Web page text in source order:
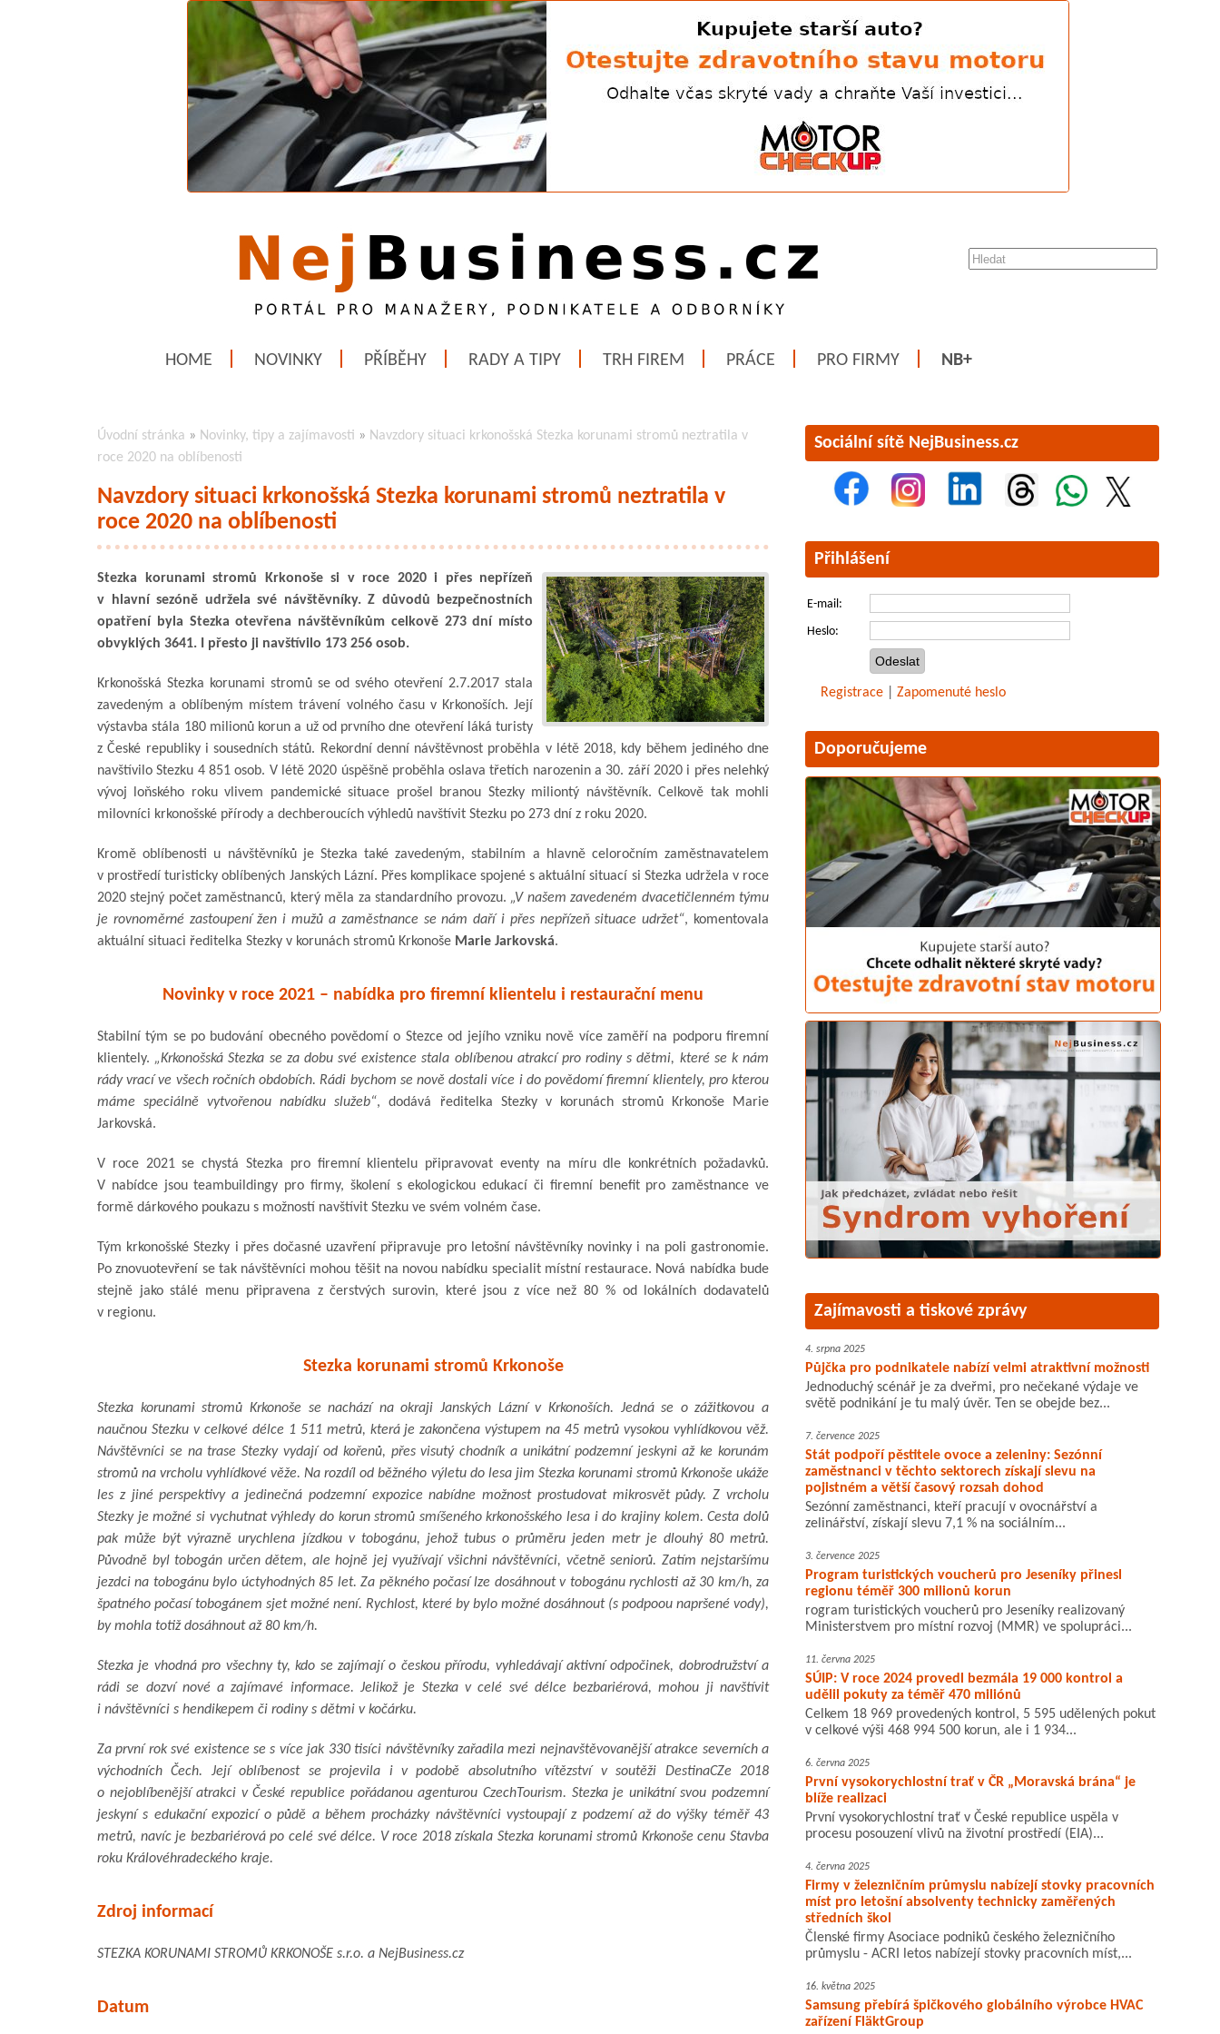
HOME NOVINKY PŘÍBĚHY RADY A TIPY TRH FIREM PRÁCE PRO FIRMY NB+
Úvodní stránka » Novinky, tipy a zajímavosti » Navzdory situaci krkonošská Stezka korunami stromů neztratila v
roce 2020 na oblíbenosti
Navzdory situaci krkonošská Stezka korunami stromů neztratila v
roce 2020 na oblíbenosti
Stezka korunami stromů Krkonoše si v roce 2020 i přes nepřízeň
v hlavní sezóně udržela své návštěvníky. Z důvodů bezpečnostních
opatření byla Stezka otevřena návštěvníkům celkově 273 dní místo
obvyklých 3641. I přesto ji navštívilo 173 256 osob.
Krkonošská Stezka korunami stromů se od svého otevření 2.7.2017 stala
zavedeným a oblíbeným místem trávení volného času v Krkonoších. Její
výstavba stála 180 milionů korun a už od prvního dne otevření láká turisty
z České republiky i sousedních států. Rekordní denní návštěvnost proběhla v létě 2018, kdy během jediného dne
navštívilo Stezku 4 851 osob. V létě 2020 úspěšně proběhla oslava třetích narozenin a 30. září 2020 i přes nelehký
vývoj loňského roku vlivem pandemické situace prošel branou Stezky miliontý návštěvník. Celkově tak mohli
milovníci krkonošské přírody a dechberoucích výhledů navštívit Stezku po 273 dní z roku 2020.
Kromě oblíbenosti u návštěvníků je Stezka také zavedeným, stabilním a hlavně celoročním zaměstnavatelem
v prostředí turisticky oblíbených Janských Lázní. Přes komplikace spojené s aktuální situací si Stezka udržela v roce
2020 stejný počet zaměstnanců, který měla za standardního provozu. „V našem zavedeném dvacetičlenném týmu
je rovnoměrné zastoupení žen i mužů a zaměstnance se nám daří i přes nepřízeň situace udržet“, komentovala
aktuální situaci ředitelka Stezky v korunách stromů Krkonoše Marie Jarkovská.
Novinky v roce 2021 – nabídka pro firemní klientelu i restaurační menu
Stabilní tým se po budování obecného povědomí o Stezce od jejího vzniku nově více zaměří na podporu firemní
klientely. „Krkonošská Stezka se za dobu své existence stala oblíbenou atrakcí pro rodiny s dětmi, které se k nám
rády vrací ve všech ročních obdobích. Rádi bychom se nově dostali více i do povědomí firemní klientely, pro kterou
máme speciálně vytvořenou nabídku služeb“, dodává ředitelka Stezky v korunách stromů Krkonoše Marie
Jarkovská.
V roce 2021 se chystá Stezka pro firemní klientelu připravovat eventy na míru dle konkrétních požadavků.
V nabídce jsou teambuildingy pro firmy, školení s ekologickou edukací či firemní benefit pro zaměstnance ve
formě dárkového poukazu s možností navštívit Stezku ve svém volném čase.
Tým krkonošské Stezky i přes dočasné uzavření připravuje pro letošní návštěvníky novinky i na poli gastronomie.
Po znovuotevření se tak návštěvníci mohou těšit na novou nabídku specialit místní restaurace. Nová nabídka bude
stejně jako stálé menu připravena z čerstvých surovin, které jsou z více než 80 % od lokálních dodavatelů
v regionu.
Stezka korunami stromů Krkonoše
Stezka korunami stromů Krkonoše se nachází na okraji Janských Lázní v Krkonoších. Jedná se o zážitkovou a
naučnou Stezku v celkové délce 1 511 metrů, která je zakončena výstupem na 45 metrů vysokou vyhlídkovou věž.
Návštěvníci se na trase Stezky vydají od kořenů, přes visutý chodník a unikátní podzemní jeskyni až ke korunám
stromů na vrcholu vyhlídkové věže. Na rozdíl od běžného výletu do lesa jim Stezka korunami stromů Krkonoše ukáže
les z jiné perspektivy a jedinečná podzemní expozice nabídne možnost prostudovat mikrosvět půdy. Z vrcholu
Stezky je možné si vychutnat výhledy do korun stromů smíšeného krkonošského lesa i do krajiny kolem. Cesta dolů
pak může být výrazně urychlena jízdkou v tobogánu, jehož tubus o průměru jeden metr je dlouhý 80 metrů.
Původně byl tobogán určen dětem, ale hojně jej využívají všichni návštěvníci, včetně seniorů. Zatím nejstaršímu
jezdci na tobogánu bylo úctyhodných 85 let. Za pěkného počasí lze dosáhnout v tobogánu rychlosti až 30 km/h, za
špatného počasí tobogánem sjet možné není. Rychlost, které by bylo možné dosáhnout (s podpoou napršené vody),
by mohla totiž dosáhnout až 80 km/h.
Stezka je vhodná pro všechny ty, kdo se zajímají o českou přírodu, vyhledávají aktivní odpočinek, dobrodružství a
rádi se dozví nové a zajímavé informace. Jelikož je Stezka v celé své délce bezbariérová, mohou ji navštívit
i návštěvníci s hendikepem či rodiny s dětmi v kočárku.
Za první rok své existence se s více jak 330 tisíci návštěvníky zařadila mezi nejnavštěvovanější atrakce severních a
východních Čech. Její oblíbenost se projevila i v podobě absolutního vítězství v soutěži DestinaCZe 2018
o nejoblíbenější atrakci v České republice pořádanou agenturou CzechTourism. Stezka je unikátní svou podzemní
jeskyní s edukační expozicí o půdě a během procházky návštěvníci vystoupají z podzemí až do výšky téměř 43
metrů, navíc je bezbariérová po celé své délce. V roce 2018 získala Stezka korunami stromů Krkonoše cenu Stavba
roku Královéhradeckého kraje.
Zdroj informací
STEZKA KORUNAMI STROMŮ KRKONOŠE s.r.o. a NejBusiness.cz
Datum
Sociální sítě NejBusiness.cz
Přihlášení
E-mail:
Heslo:
Registrace Zapomenuté heslo
Doporučujeme
Zajímavosti a tiskové zprávy
4. srpna 2025
Půjčka pro podnikatele nabízí velmi atraktivní možnosti
Jednoduchý scénář je za dveřmi, pro nečekané výdaje ve
světě podnikání je tu malý úvěr. Ten se obejde bez...
7. července 2025
Stát podpoří pěstitele ovoce a zeleniny: Sezónní
zaměstnanci v těchto sektorech získají slevu na
pojistném a větší časový rozsah dohod
Sezónní zaměstnanci, kteří pracují v ovocnářství a
zelinářství, získají slevu 7,1 % na sociálním...
3. července 2025
Program turistických voucherů pro Jeseníky přinesl
regionu téměř 300 milionů korun
rogram turistických voucherů pro Jeseníky realizovaný
Ministerstvem pro místní rozvoj (MMR) ve spolupráci...
11. června 2025
SÚIP: V roce 2024 provedl bezmála 19 000 kontrol a
udělil pokuty za téměř 470 miliónů
Celkem 18 969 provedených kontrol, 5 595 udělených pokut
v celkové výši 468 994 500 korun, ale i 1 934...
6. června 2025
První vysokorychlostní trať v ČR „Moravská brána“ je
blíže realizaci
První vysokorychlostní trať v České republice uspěla v
procesu posouzení vlivů na životní prostředí (EIA)...
4. června 2025
Firmy v železničním průmyslu nabízejí stovky pracovních
míst pro letošní absolventy technicky zaměřených
středních škol
Členské firmy Asociace podniků českého železničního
průmyslu - ACRI letos nabízejí stovky pracovních míst,...
16. května 2025
Samsung přebírá špičkového globálního výrobce HVAC
zařízení FläktGroup